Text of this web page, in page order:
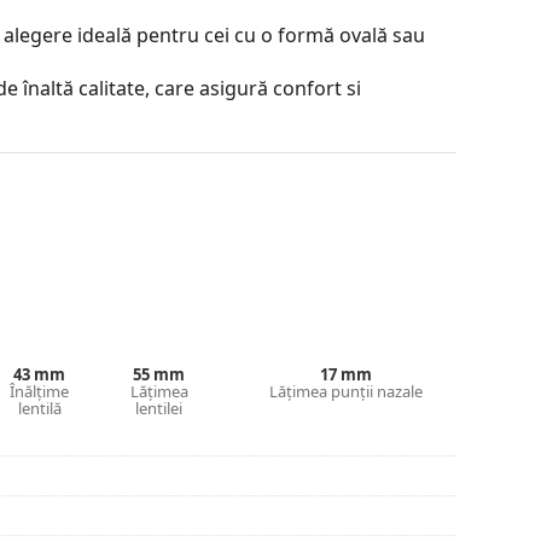
ideală pentru cei cu o formă ovală sau
înaltă calitate, care asigură confort si
de sus permite filtrarea luminii solare
sunt greutatea redusă și
împotriva razelor solare. Lentilele
de lumină 8 – 18%). Sunt potrivite pentru
43 mm
Înălțime
lentilă
55 mm
Lățimea
lentilei
17 mm
Lățimea punții nazale